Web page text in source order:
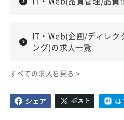
IT・Web(企画/ディレク
ング)の求人一覧
すべての求人を見る >